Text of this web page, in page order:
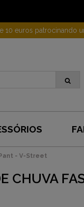
10 euros patrocinando
- V-Street
CHUVA